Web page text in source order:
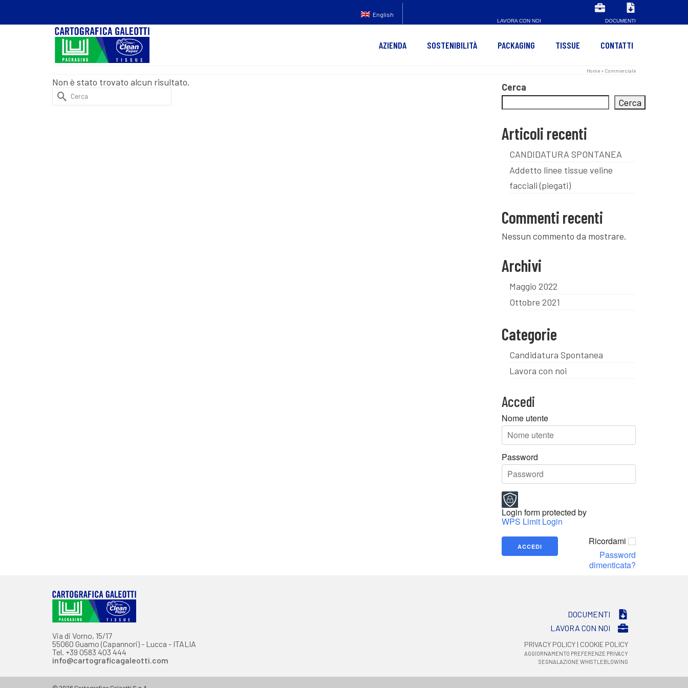
English
DOCUMENTI
LAVORA CON NOI
AZIENDA SOSTENIBILITÀ PACKAGING TISSUE CONTATTI
Home » Commerciale
Non è stato trovato alcun risultato.
Cerca
per:
Cerca
Cerca
Articoli recenti
CANDIDATURA SPONTANEA
Addetto linee tissue veline
facciali (piegati)
Commenti recenti
Nessun commento da mostrare.
Archivi
Maggio 2022
Ottobre 2021
Categorie
Candidatura Spontanea
Lavora con noi
Accedi
Nome utente
Password
Login form protected by
WPS Limit Login
Ricordami
Password
dimenticata?
Via di Vorno, 15/17
55060 Guamo (Capannori) - Lucca - ITALIA
Tel. +39 0583 403 444
info@cartograficagaleotti.com
DOCUMENTI
LAVORA CON NOI
PRIVACY POLICY | COOKIE POLICY
AGGIORNAMENTO PREFERENZE PRIVACY
SEGNALAZIONE WHISTLEBLOWING